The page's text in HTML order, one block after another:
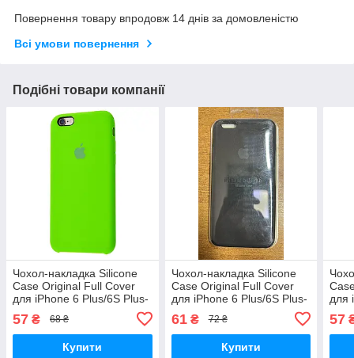
Повернення товару впродовж 14 днів за домовленістю
Всі умови повернення
Подібні товари компанії
Чохол-накладка Silicone
Case Original Full Cover
для iPhone 6 Plus/6S Plus-
57 ₴ 68 ₴
Купити
Чохол-накладка Silicone
Case Original Full Cover
для iPhone 6 Plus/6S Plus-
61₴ 72 ₴
Купити
для
57